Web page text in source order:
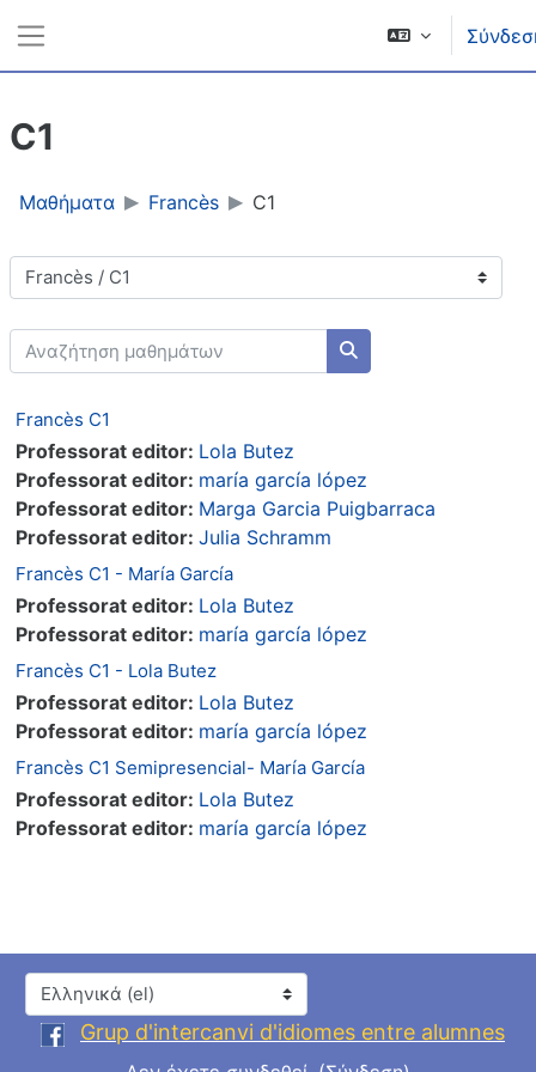
C1
Μαθήματα Francès C1
Κατηγορίες μαθημάτων
Αναζήτηση μαθημάτων
Αναζήτηση
Francès C1
Professorat editor: Lola Butez
Professorat editor: maría garcía lópez
Professorat editor: Marga Garcia Puigbarraca
Professorat editor: Julia Schramm
Francès C1 - María García
Professorat editor: Lola Butez
Professorat editor: maría garcía lópez
Francès C1 - Lola Butez
Professorat editor: Lola Butez
Professorat editor: maría garcía lópez
Francès C1 Semipresencial- María García
Professorat editor: Lola Butez
Professorat editor: maría garcía lópez
Γλώσσα
Grup d'intercanvi d'idiomes entre alumnes